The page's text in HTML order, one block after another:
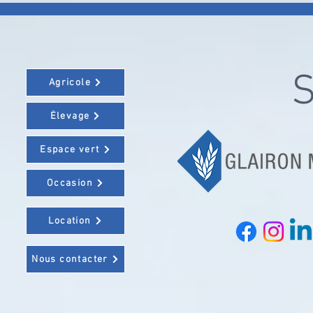
Agricole
Élevage
Espace vert
Occasion
Location
Nous contacter